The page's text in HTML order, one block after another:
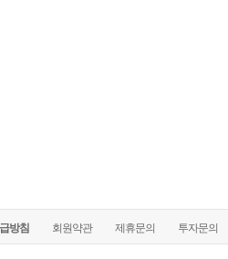
방침 회원약관 제휴문의 투자문의